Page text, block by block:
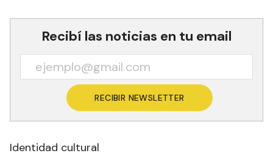
Recibí las noticias en tu email
RECIBIR NEWSLETTER
Identidad cultural